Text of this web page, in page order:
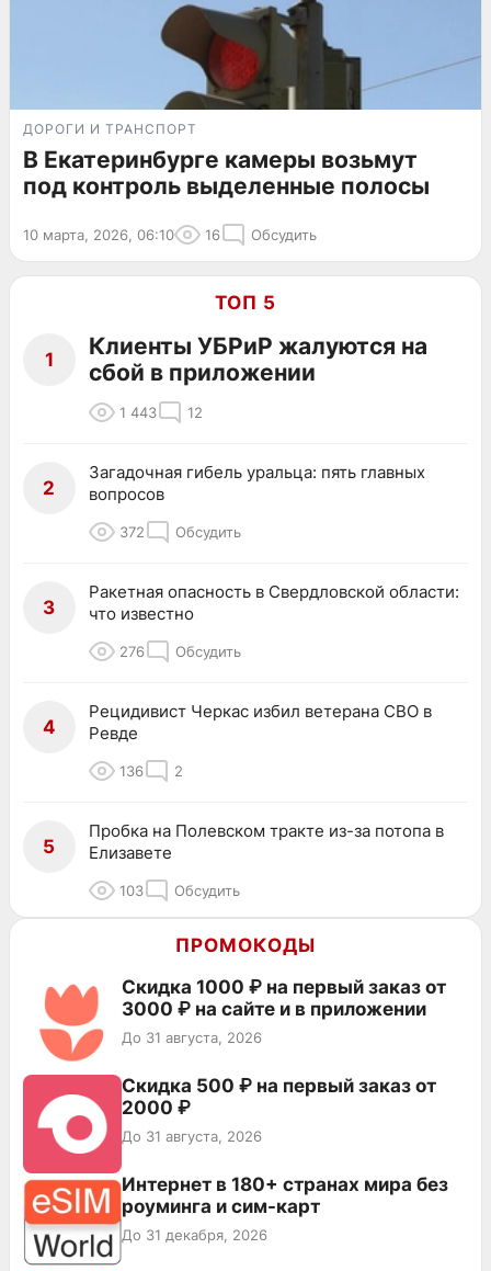
ДОРОГИ И ТРАНСПОРТ
В Екатеринбурге камеры возьмут
под контроль выделенные полосы
10 марта, 2026, 06:10 16 Обсудить
ТОП 5
1
Клиенты УБРиР жалуются на
сбой в приложении
1 443 12
2
Загадочная гибель уральца: пять главных
вопросов
372 Обсудить
3
Ракетная опасность в Свердловской области:
что известно
276 Обсудить
4
Рецидивист Черкас избил ветерана СВО в
Ревде
136 2
5
Пробка на Полевском тракте из-за потопа в
Елизавете
103 Обсудить
ПРОМОКОДЫ
Скидка 1000 ₽ на первый заказ от
3000 ₽ на сайте и в приложении
До 31 августа, 2026
Скидка 500 ₽ на первый заказ от
2000 ₽
До 31 августа, 2026
Интернет в 180+ странах мира без
роуминга и сим-карт
До 31 декабря, 2026